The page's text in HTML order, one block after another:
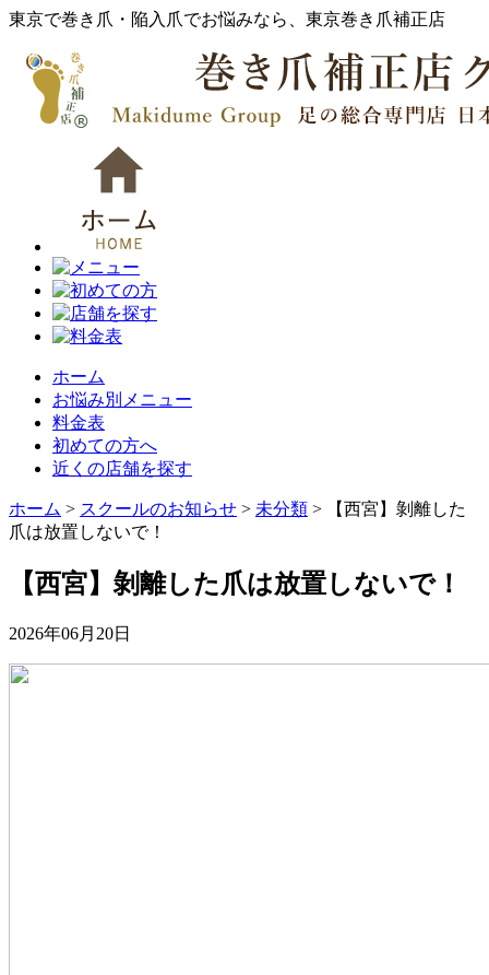
東京で巻き爪・陥入爪でお悩みなら、東京巻き爪補正店
ホーム
お悩み別メニュー
料金表
初めての方へ
近くの店舗を探す
ホーム > スクールのお知らせ > 未分類 >
【西宮】剝離した
爪は放置しないで！
【西宮】剝離した爪は放置しないで！
2026年06月20日